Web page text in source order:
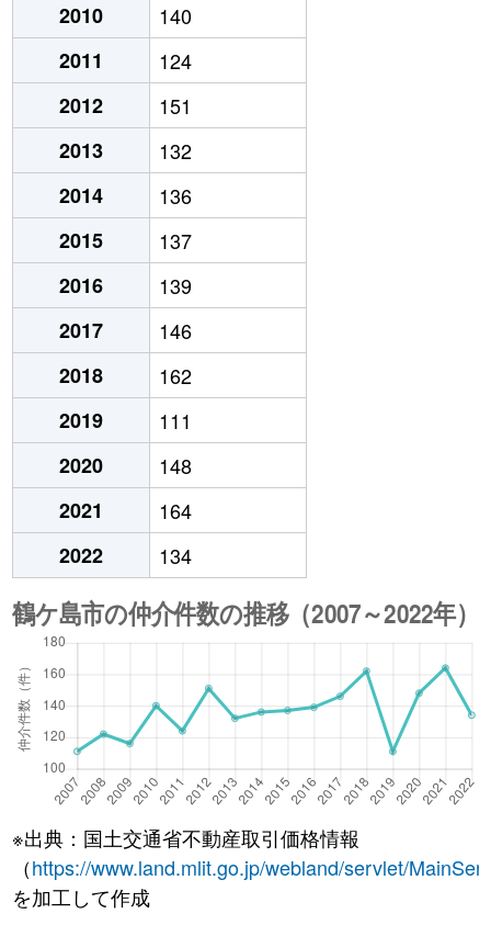
2010
140
2011
124
2012
151
2013
132
2014
136
2015
137
2016
139
2017
146
2018
162
2019
111
2020
148
2021
164
2022
134
※出典：国土交通省不動産取引価格情報
（https://www.land.mlit.go.jp/webland/servlet/
を加工して作成